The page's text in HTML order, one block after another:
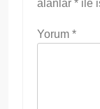
alanlar * ile
Yorum *